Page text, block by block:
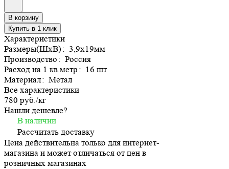
В корзину
Купить в 1 клик
Характеристики
Размеры(ШхВ): 3,9х19мм
Производство: Россия
Расход на 1 кв.метр: 16 шт
Материал: Метал
Все характеристики
780 руб./кг
Нашли дешевле?
В наличии
Рассчитать доставку
Цена действительна только для интернет-
магазина и может отличаться от цен в
розничных магазинах